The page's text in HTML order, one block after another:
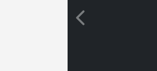
Slide trước